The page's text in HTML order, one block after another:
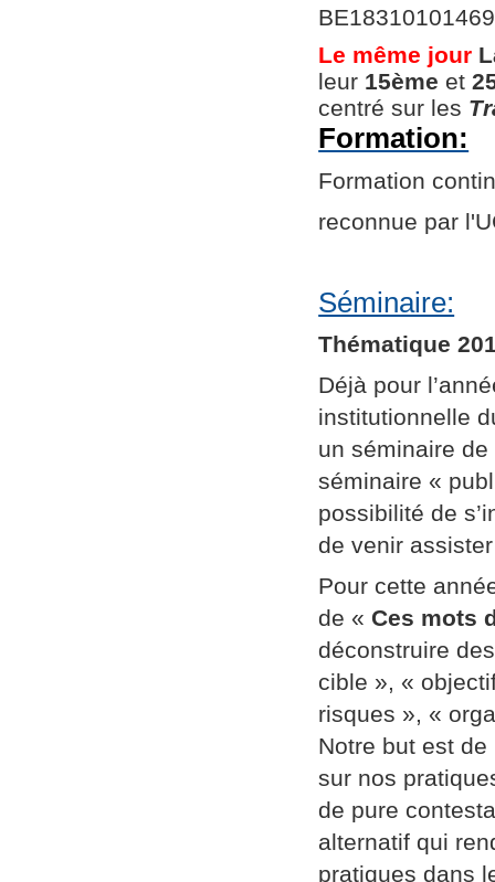
Le même jour
leur 15ème et
centré sur les
Formation:
Formation
reconnue par
Séminaire:
Thématique
Déjà pour
institutionnelle
un séminaire
séminaire «
possibilité de
de venir
Pour cette
de « Ces mots
déconstruire
cible », «
risques », «
Notre but est de
sur nos
de pure
alternatif qui
pratiques dans